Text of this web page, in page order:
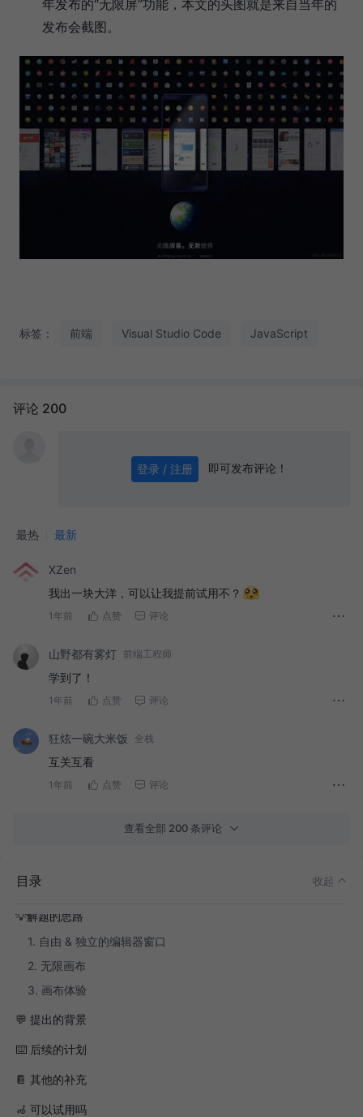
年发布的“无限屏”功能，本文的头图就是来自当年的
发布会截图。
标签： 前端 Visual Studio Code JavaScript
评论 200
登录 / 注册 即可发布评论！
最热 最新
XZen
我出一块大洋，可以让我提前试用不？
1年前 点赞 评论
山野都有雾灯 前端工程师
学到了！
1年前 点赞 评论
狂炫一碗大米饭 全栈
互关互看
1年前 点赞 评论
查看全部 200 条评论
目录 收起
问题汇总
💡解题的思路
1. 自由 & 独立的编辑器窗口
2. 无限画布
3. 画布体验
💬 提出的背景
⌨️ 后续的计划
📔 其他的补充
🦽 可以试用吗